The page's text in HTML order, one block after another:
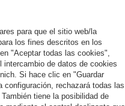
del
LOS
MEJORES
fue el
de
de
Vídeo
VÍDEO
Lo mejor de los
entrenamientos
del FC Bayern
en mayo de
2026